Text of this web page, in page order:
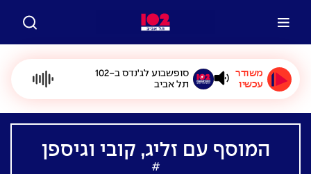
משודר
עכשיו
סופשבוע לג'נדס ב-102
תל אביב
המוסף עם זליג, קובי וגיספן
#